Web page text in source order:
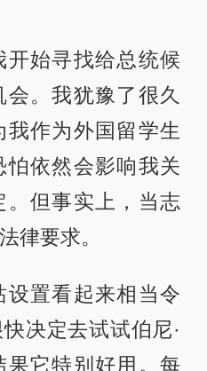
始寻找给总统候
。我犹豫了很久
作为外国留学生
依然会影响我关
但事实上，当志
律要求。
置看起来相当令
决定去试试伯尼·
它特别好用。每